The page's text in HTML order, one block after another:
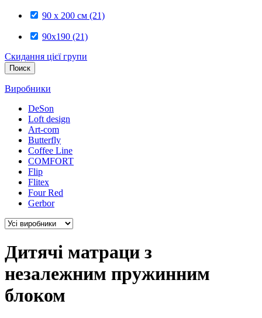
90 x 200 см (21)
90х190 (21)
Скидання цієї групи
Поиск
Виробники
DeSon
Loft design
Art-com
Butterfly
Coffee Line
COMFORT
Flip
Flitex
Four Red
Gerbor
Дитячі матраци з
незалежним пружинним
блоком